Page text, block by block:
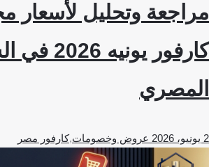
مراجعة وتحليل
كارفور يونيه
المصري
2 يونيو، 2026 عروض وخصومات,كارفور مصر